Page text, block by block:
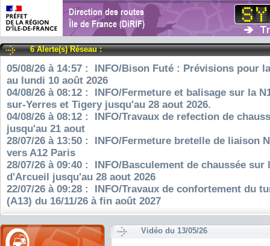
6 Alerte(s) Réseau :
05/08/26 à 14:57 : INFO/Bison Futé : Prévisions pour
au lundi 10 août 2026
04/08/26 à 08:12 : INFO/Fermeture et balisage sur la
sur-Yerres et Tigery jusqu'au 28 aout 2026.
04/08/26 à 08:12 : INFO/Travaux de refection de
jusqu'au 21 aout
28/07/26 à 13:50 : INFO/Fermeture bretelle de liaison
vers A12 Paris
28/07/26 à 09:40 : INFO/Basculement de chaussée sur
d'Arcueil jusqu'au 28 aout 2026
22/07/26 à 09:28 : INFO/Travaux de confortement du
(A13) du 16/11/26 à fin août 2027
Vidéo du 13/05/26